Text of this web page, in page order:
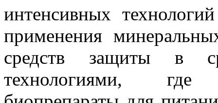
интенсивных
применения
средств защиты в
технологиями, где